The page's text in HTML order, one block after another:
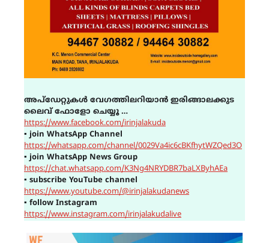
അപ്ഡേറ്റുകൾ വേഗത്തിലറിയാൻ ഇരിങ്ങാലക്കുട
ലൈവ് ഫോളോ ചെയ്യൂ …
https://www.facebook.com/irinjalakuda
▪ join WhatsApp Channel
https://whatsapp.com/channel/0029Va4ic6cBKfhytWZQed3O
▪ join WhatsApp News Group
https://chat.whatsapp.com/K3Ng4NRYDBR7baLXByhAEa
▪ subscribe YouTube channel
https://www.youtube.com/@irinjalakudanews
▪ follow Instagram
https://www.instagram.com/irinjalakudalive